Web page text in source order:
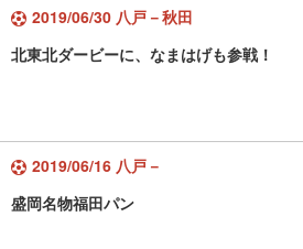
2019/06/30 八戸－秋田
北東北ダービーに、なまはげも参戦！
2019/06/16 八戸－
盛岡名物福田パン